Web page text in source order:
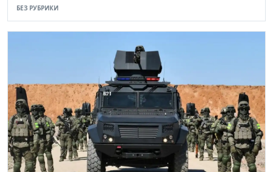
БЕЗ РУБРИКИ